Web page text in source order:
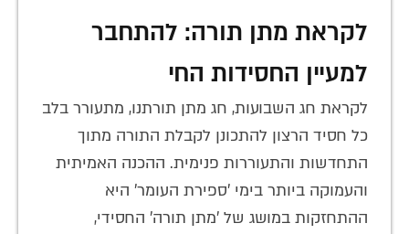
לקראת מתן תורה: להתחבר
למעיין החסידות החי
לקראת חג השבועות, חג מתן תורתנו, מתעורר בלב
כל חסיד הרצון להתכונן לקבלת התורה מתוך
התחדשות והתעוררות פנימית. ההכנה האמיתית
והעמוקה ביותר בימי 'ספירת העומר' היא
ההתחזקות במושג של 'מתן תורה' החסידי,